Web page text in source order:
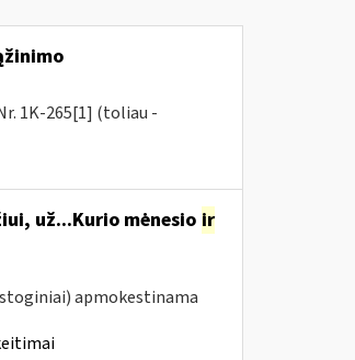
1K-265[1] (toliau -
už...Kurio mėnesio ir
apmokestinama